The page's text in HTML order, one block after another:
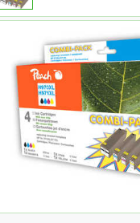
Zestaw Peach PI300-431